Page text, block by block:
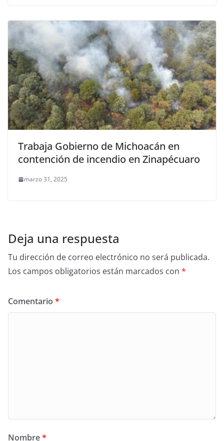
Trabaja Gobierno de Michoacán en
contención de incendio en Zinapécuaro
marzo 31, 2025
Deja una respuesta
Tu dirección de correo electrónico no será publicada.
Los campos obligatorios están marcados con *
Comentario *
Nombre*